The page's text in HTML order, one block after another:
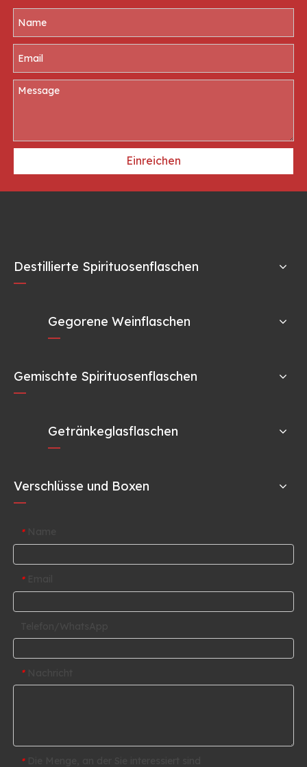
Einreichen
Destillierte Spirituosenflaschen
Gegorene Weinflaschen
Gemischte Spirituosenflaschen
Getränkeglasflaschen
Verschlüsse und Boxen
*
*
*
*